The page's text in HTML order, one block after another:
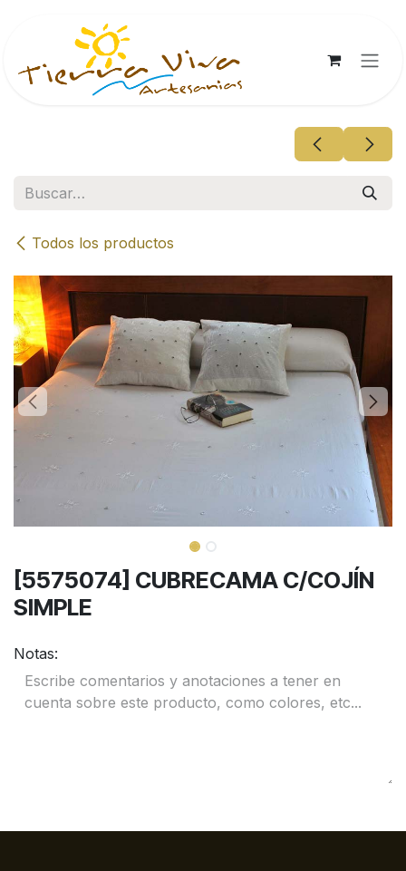
Todos los productos
[5575074] CUBRECAMA C/COJÍN
SIMPLE
Notas: